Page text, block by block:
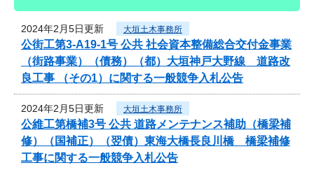
2024年2月5日更新 大垣土木事務所
公街工第3-A19-1号 公共 社会資本整備総合交付金事業
（街路事業）（債務）（都）大垣神戸大野線 道路改
良工事 （その1）に関する一般競争入札公告
2024年2月5日更新 大垣土木事務所
公維工第橋補3号 公共 道路メンテナンス補助（橋梁補
修）（国補正）（翌債）東海大橋長良川橋 橋梁補修
工事に関する一般競争入札公告